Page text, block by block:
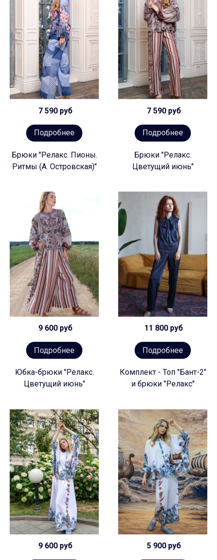
7 590 руб
Подробнее
Брюки "Релакс. Пионы.
Ритмы (А. Островская)"
7 590 руб
Подробнее
Брюки "Релакс.
Цветущий июнь"
9 600 руб
Подробнее
Юбка-брюки "Релакс.
Цветущий июнь"
11 800 руб
Подробнее
Комплект - Топ "Бант-2"
и брюки "Релакс"
9 600 руб 5 900 руб